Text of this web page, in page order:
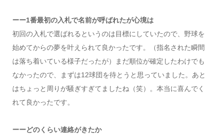
ーー1番最初の入札で名前が呼ばれたが心境は
初回の入札で選ばれるというのは目標にしていたので、野球を
始めてからの夢を叶えられて良かったです。（指名された瞬間
は落ち着いている様子だったが）まだ順位が確定したわけでも
なかったので、まずは12球団を待とうと思っていました。あと
はちょっと周りが騒ぎすぎてましたね（笑）。本当に喜んでく
れて良かったです。
ーーどのくらい連絡がきたか